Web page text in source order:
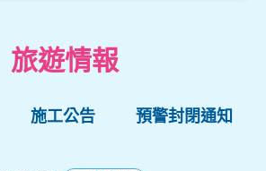
旅遊情報
施工公告 預警封閉通知